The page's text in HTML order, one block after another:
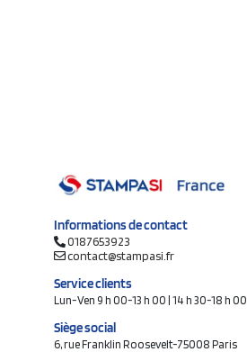
Informations de contact
0187653923
contact@stampasi.fr
Service clients
Lun-Ven 9 h 00-13 h 00 | 14 h 30-18 h 00
Siège social
6, rue Franklin Roosevelt-75008 Paris